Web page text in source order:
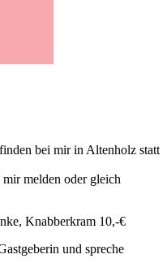
bei mir in Altenholz statt
melden oder gleich
Knabberkram 10,-€
und spreche